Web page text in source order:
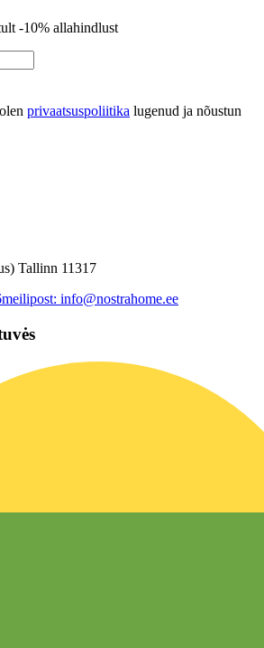
-10% allahindlust
privaatsuspoliitika lugenud ja nõustun
Tallinn 11317
meilipost: info@nostrahome.ee